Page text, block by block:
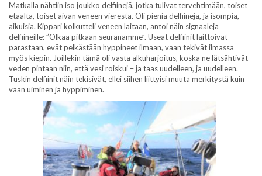
Matkalla nähtiin iso joukko delfiinejä, jotka tulivat tervehtimään, toiset
etäältä, toiset aivan veneen vierestä. Oli pieniä delfiinejä, ja isompia,
aikuisia. Kippari kolkutteli veneen laitaan, antoi näin signaaleja
delfiineille: ”Olkaa pitkään seuranamme”. Useat delfiinit laittoivat
parastaan, evät pelkästään hyppineet ilmaan, vaan tekivät ilmassa
myös kiepin. Joillekin tämä oli vasta alkuharjoitus, koska ne lätsähtivät
veden pintaan niin, että vesi roiskui – ja taas uudelleen, ja uudelleen.
Tuskin delfiinit näin tekisivät, ellei siihen liittyisi muuta merkitystä kuin
vaan uiminen ja hyppiminen.